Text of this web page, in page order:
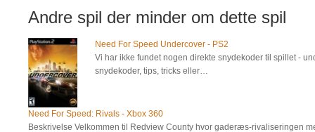
Andre spil der minder om dette spil
Need For Speed Undercover - PS2
Vi har ikke fundet nogen direkte snydekoder til spillet -
snydekoder, tips, tricks eller…
Need For Speed: Rivals - Xbox 360
Beskrivelse Velkommen til Redview County hvor gaderæs-rivaliseringen